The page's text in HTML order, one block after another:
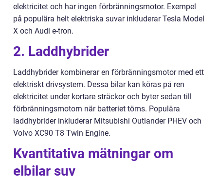
elektricitet och har ingen förbränningsmotor. Exempel
på populära helt elektriska suvar inkluderar Tesla Model
X och Audi e-tron.
2. Laddhybrider
Laddhybrider kombinerar en förbränningsmotor med ett
elektriskt drivsystem. Dessa bilar kan köras på ren
elektricitet under kortare sträckor och byter sedan till
förbränningsmotorn när batteriet töms. Populära
laddhybrider inkluderar Mitsubishi Outlander PHEV och
Volvo XC90 T8 Twin Engine.
Kvantitativa mätningar om
elbilar suv